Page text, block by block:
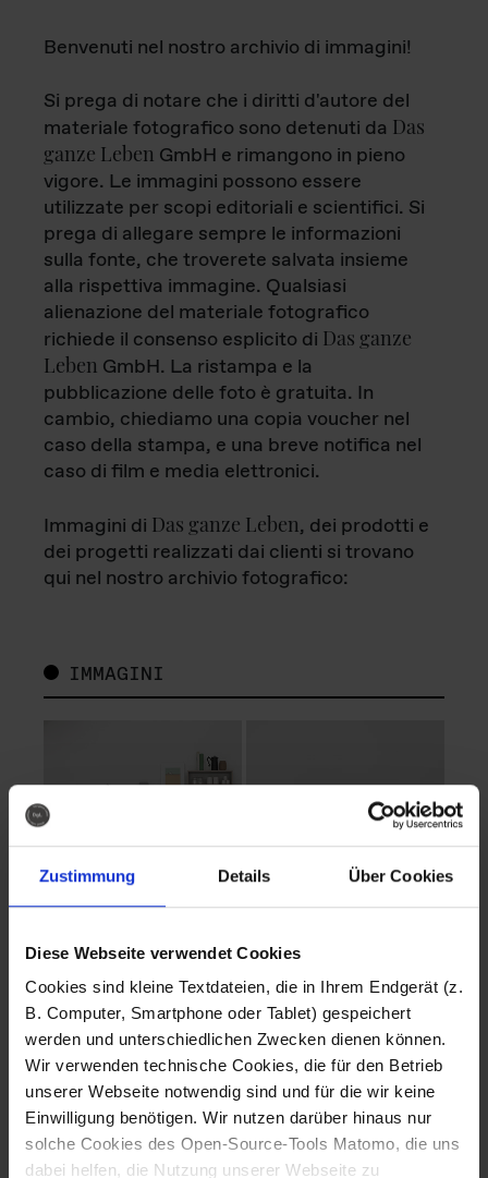
Zustimmung Details Über Cookies
Diese Webseite verwendet Cookies
Cookies sind kleine Textdateien, die in Ihrem Endgerät (z.
B. Computer, Smartphone oder Tablet) gespeichert
werden und unterschiedlichen Zwecken dienen können.
Wir verwenden technische Cookies, die für den Betrieb
unserer Webseite notwendig sind und für die wir keine
Einwilligung benötigen. Wir nutzen darüber hinaus nur
solche Cookies des Open-Source-Tools Matomo, die uns
dabei helfen, die Nutzung unserer Webseite zu
Benvenuti nel nostro archivio di immagini!
Si prega di notare che i diritti d'autore del
materiale fotografico sono detenuti da Das
ganze Leben GmbH e rimangono in pieno
vigore. Le immagini possono essere
utilizzate per scopi editoriali e scientifici. Si
prega di allegare sempre le informazioni
sulla fonte, che troverete salvata insieme
alla rispettiva immagine. Qualsiasi
alienazione del materiale fotografico
richiede il consenso esplicito di Das ganze
Leben GmbH. La ristampa e la
pubblicazione delle foto è gratuita. In
cambio, chiediamo una copia voucher nel
caso della stampa, e una breve notifica nel
caso di film e media elettronici.
Immagini di Das ganze Leben, dei prodotti e
dei progetti realizzati dai clienti si trovano
qui nel nostro archivio fotografico:
IMMAGINI
Fotografo: Lorenz
Sternbach
Download
Fotografo: Lorenz
Sternbach
Download